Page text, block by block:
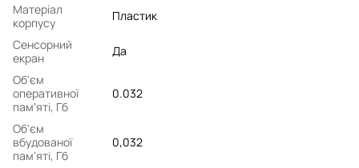
Матеріал
корпусу
Пластик
Сенсорний
екран
Да
Об'єм
оперативної
пам'яті, Гб
0.032
Об'єм
вбудованої
пам'яті, Гб
0,032